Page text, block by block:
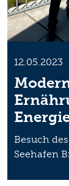
12.05.2023
Besuch
Seehafen